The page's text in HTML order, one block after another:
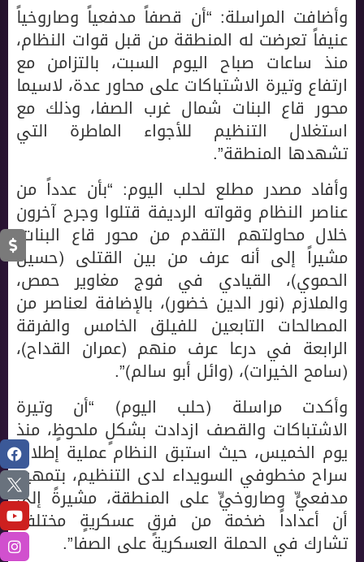
وأضافت المراسلة: “أن قصفاً مدفعياً وصاروخياً
عنيفاً تعرضت له المنطقة من قبل قوات النظام،
منذ ساعات صباح اليوم السبت، بالتزامن مع
ارتفاع وتيرة الاشتباكات على محاور عدة، لاسيما
محور قاع البنات شمال غرب الصفا، وذلك مع
استغلال التنظيم للأجواء الماطرة التي
تشهدها المنطقة”.
وأفاد مصدر مطلع لحلب اليوم: “بأن عدداً من
عناصر النظام وقواته الرديفة قتلوا وجرح آخرون
خلال محاولتهم التقدم من محور قاع البنات،
مشيراً إلى أنه عرف من بين القتلى (حسين
الحموي)، القيادي في فوج مغاوير حمص،
والملازم (نور الدين خضور)، بالإضافة لعناصر من
المصالحات التابعين للفيلق الخامس والفرقة
الرابعة في درعا عرف منهم (عمران القداح)،
(سامح الخيرات)، (وائل أبو سالم)”.
وأكدت مراسلة (حلب اليوم) “أن وتيرة
الاشتباكات والقصف ازدادت بشكلٍ ملحوظٍ، منذ
يوم الخميس، حيث استبق النظام عملية إطلاق
سراح مخطوفي السويداء لدى التنظيم، بتمهيدٍ
مدفعيٍّ وصاروخيٍّ على المنطقة، مشيرةً إلى
أن أعداداً ضخمة من فرقٍ عسكريةٍ مختلفة
تشارك في الحملة العسكرية على الصفا”.